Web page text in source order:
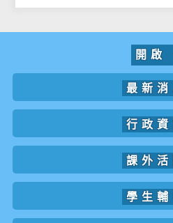
開
最新消
行政資
課外活
學生輔